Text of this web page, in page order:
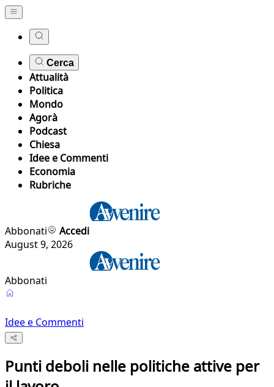
Cerca
Attualità
Politica
Mondo
Agorà
Podcast
Chiesa
Idee e Commenti
Economia
Rubriche
Abbonati
Accedi
August 9, 2026
Abbonati
Idee e Commenti
Punti deboli nelle politiche attive per